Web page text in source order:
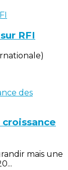
RFI
mais une